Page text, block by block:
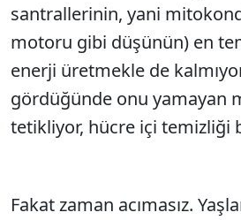
santrallerinin, yani
motoru gibi düşünün) en
enerji üretmekle de
gördüğünde onu yamayan
tetikliyor, hücre içi temizliği
Fakat zaman acımasız.